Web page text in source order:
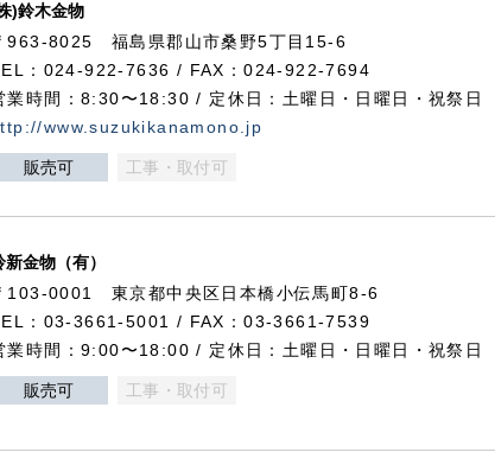
)鈴木金物
963-8025 福島県郡山市桑野5丁目15-6
：024-922-7636 / FAX：024-922-7694
業時間：8:30〜18:30 / 定休日：土曜日・日曜日・祝祭日
www.suzukikanamono.jp
販売可 工事・取付可
新金物（有）
103-0001 東京都中央区日本橋小伝馬町8-6
：03-3661-5001 / FAX：03-3661-7539
業時間：9:00〜18:00 / 定休日：土曜日・日曜日・祝祭日
販売可 工事・取付可